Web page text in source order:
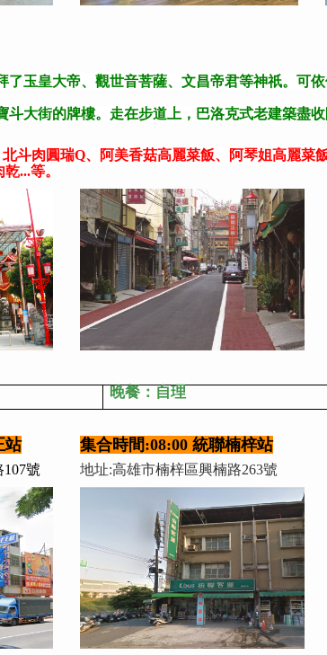
玉皇大帝、觀世音菩薩、文昌帝君等神祇。可
大街的牌樓。走在步道上，巴洛克式老建築盡
肉圓瑞Q、阿美香菇高麗菜飯、阿琴姐高麗菜
...等。
晚餐：自理
站
號
集合時間:08:00 統聯楠梓站
地址:高雄市楠梓區興楠路263號